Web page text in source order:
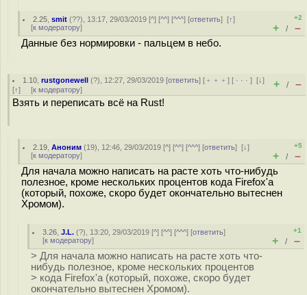
2.25 ,smit (??), 13:17, 29/03/2019 [^] [^^] [^^^] [ответить][↑]
[к модератору]
+2
+ / –
Данные без нормировки - пальцем в небо.
1.10 ,rustgonewell (?), 12:27, 29/03/2019 [ответить] [ ﹢﹢﹢] [ · · ·][↓]
[↑] [к модератору] + / –
Взять и переписать всё на Rust!
2.19 ,Аноним (19), 12:46, 29/03/2019 [^] [^^] [^^^] [ответить][↓]
[к модератору]
+5
+ / –
Для начала можно написать на расте хоть что-нибудь
полезное, кроме нескольких процентов кода Firefox'а
(который, похоже, скоро будет окончательно вытеснен
Хромом).
3.26 ,J.L. (?), 13:20, 29/03/2019 [^] [^^] [^^^] [ответить]
[к модератору]
+1
+ / –
> Для начала можно написать на расте хоть что-
нибудь полезное, кроме нескольких процентов
> кода Firefox'а (который, похоже, скоро будет
окончательно вытеснен Хромом).